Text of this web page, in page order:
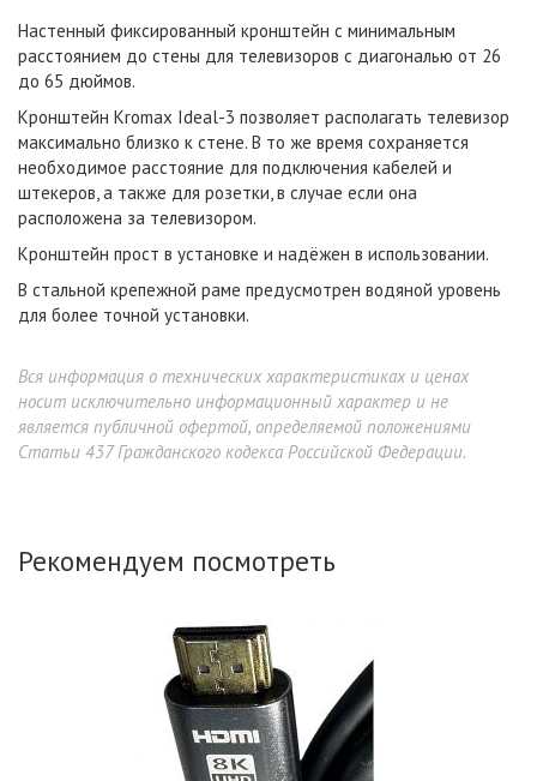
Настенный фиксированный кронштейн с минимальным
расстоянием до стены для телевизоров с диагональю от 26
до 65 дюймов.
Кронштейн Kromax Ideal-3 позволяет располагать телевизор
максимально близко к стене. В то же время сохраняется
необходимое расстояние для подключения кабелей и
штекеров, а также для розетки, в случае если она
расположена за телевизором.
Кронштейн прост в установке и надёжен в использовании.
В стальной крепежной раме предусмотрен водяной уровень
для более точной установки.
Вся информация о технических характеристиках и ценах
носит исключительно информационный характер и не
является публичной офертой, определяемой положениями
Статьи 437 Гражданского кодекса Российской Федерации.
Рекомендуем посмотреть